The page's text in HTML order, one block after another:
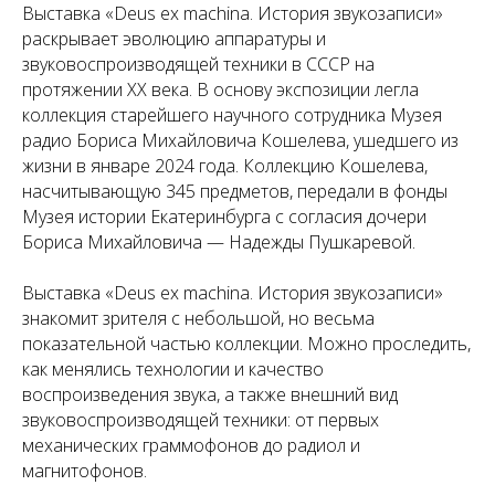
Выставка «Deus ex machina. История звукозаписи»
раскрывает эволюцию аппаратуры и
звуковоспроизводящей техники в СССР на
протяжении XX века. В основу экспозиции легла
коллекция старейшего научного сотрудника Музея
радио Бориса Михайловича Кошелева, ушедшего из
жизни в январе 2024 года. Коллекцию Кошелева,
насчитывающую 345 предметов, передали в фонды
Музея истории Екатеринбурга с согласия дочери
Бориса Михайловича — Надежды Пушкаревой.
Выставка «Deus ex machina. История звукозаписи»
знакомит зрителя с небольшой, но весьма
показательной частью коллекции. Можно проследить,
как менялись технологии и качество
воспроизведения звука, а также внешний вид
звуковоспроизводящей техники: от первых
механических граммофонов до радиол и
магнитофонов.